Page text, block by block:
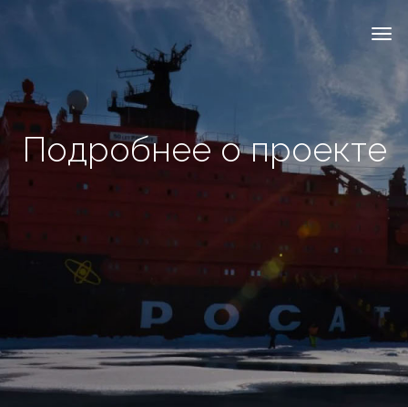
Подробнее о проекте